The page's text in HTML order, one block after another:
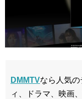
DMMTVなら人気
ィ、ドラマ、映画